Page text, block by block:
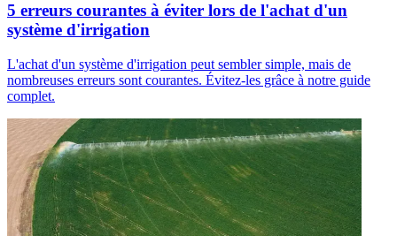
5 erreurs courantes à éviter lors de l'achat d'un
système d'irrigation
L'achat d'un système d'irrigation peut sembler simple, mais de
nombreuses erreurs sont courantes. Évitez-les grâce à notre guide
complet.